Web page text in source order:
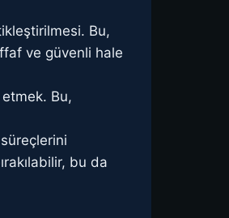
Bu,
ve güvenli hale
Bu,
bu da